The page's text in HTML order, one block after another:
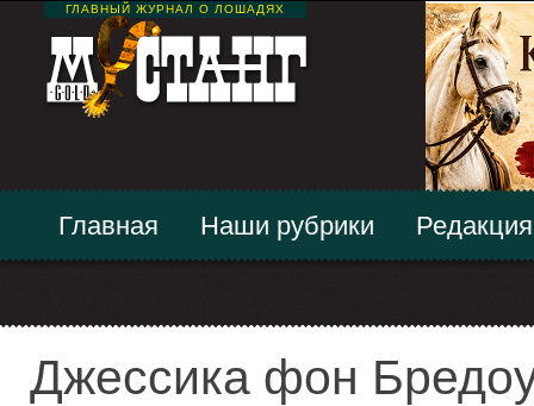
ГЛАВНЫЙ ЖУРНАЛ О ЛОШАДЯХ
Главная Наши рубрики Редакция
Джессика фон